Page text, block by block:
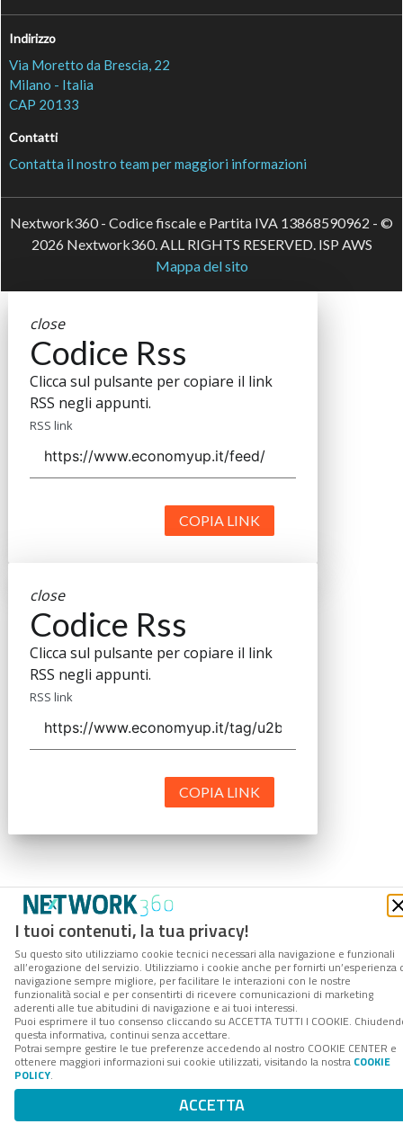
I tuoi contenuti, la tua privacy!
Su questo sito utilizziamo cookie tecnici necessari alla navigazione e funzionali
all’erogazione del servizio. Utilizziamo i cookie anche per fornirti un’esperienza
navigazione sempre migliore, per facilitare le interazioni con le nostre
funzionalità social e per consentirti di ricevere comunicazioni di marketing
aderenti alle tue abitudini di navigazione e ai tuoi interessi.
Puoi esprimere il tuo consenso cliccando su ACCETTA TUTTI I COOKIE.
questa informativa, continui senza accettare.
Potrai sempre gestire le tue preferenze accedendo al nostro COOKIE CENTER e
ottenere maggiori informazioni sui cookie utilizzati, visitando la nostra COOKIE
POLICY.
ACCETTA
Indirizzo
Via Moretto da Brescia, 22
Milano - Italia
CAP 20133
Contatti
Contatta il nostro team per maggiori informazioni
Nextwork360 - Codice fiscale e Partita IVA 13868590962 - ©
2026 Nextwork360. ALL RIGHTS RESERVED. ISP AWS
Mappa del sito
close
Codice Rss
Clicca sul pulsante per copiare il link
RSS negli appunti.
RSS link
COPIA LINK
close
Codice Rss
Clicca sul pulsante per copiare il link
RSS negli appunti.
RSS link
COPIA LINK